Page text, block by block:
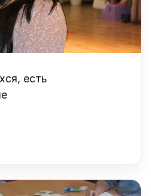
есть